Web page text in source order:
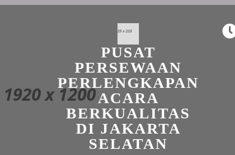
PUSAT
PERSEWAAN
PERLENGKAPAN
ACARA
BERKUALITAS
DI JAKARTA
SELATAN